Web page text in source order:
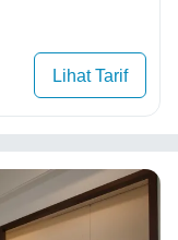
Lihat Tarif